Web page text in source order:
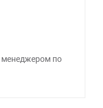
менеджером по